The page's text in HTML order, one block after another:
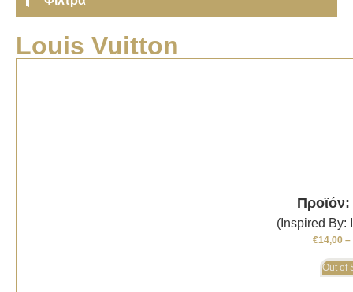
Louis Vuitton
(Inspired By:
€14,00 –
Out of